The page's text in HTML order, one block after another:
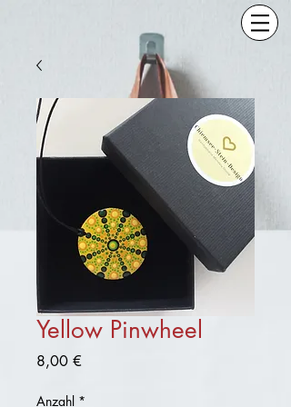
Yellow Pinwheel
8,00 €
Anzahl *